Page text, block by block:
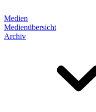
Medien
Medienübersicht
Archiv